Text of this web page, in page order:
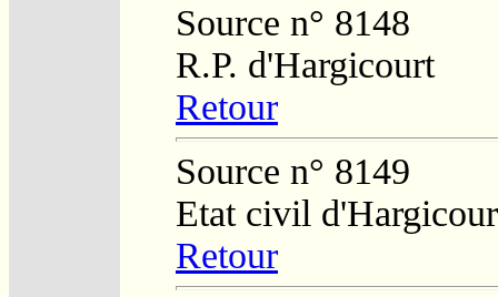
Source n° 8148
R.P. d'Hargicourt
Retour
Source n° 8149
Etat civil
Retour